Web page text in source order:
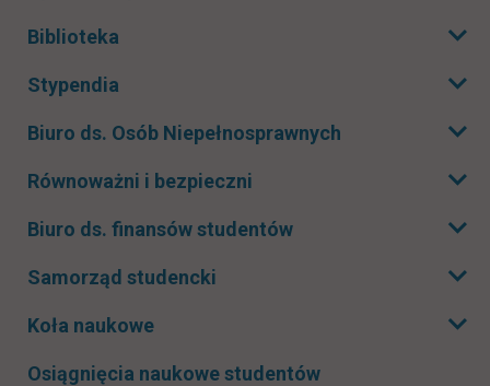
Biblioteka Rozwiń podmenu
Stypendia Rozwiń podmenu
Biuro ds. Osób Niepełnosprawnych Rozwiń podmenu
Równoważni i bezpieczni Rozwiń podmenu
Biuro ds. finansów studentów Rozwiń podmenu
Samorząd studencki Rozwiń podmenu
Koła naukowe
Osiągnięcia naukowe studentów